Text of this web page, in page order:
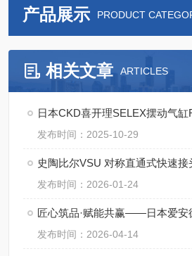
产品展示 PRODUCT
相关文章 ARTICLES
发布时间：2025-10-29
史陶比尔VSU 对称直通式快速
发布时间：2026-01-24
发布时间：2026-04-14